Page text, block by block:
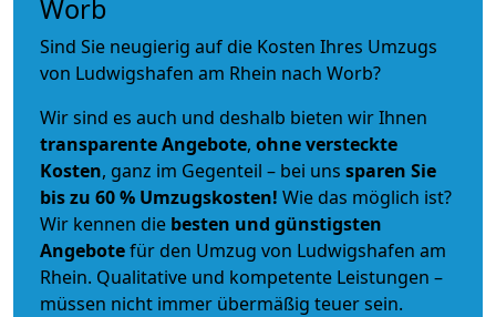
Worb
Sind Sie neugierig auf die Kosten Ihres Umzugs
von Ludwigshafen am Rhein nach Worb?
Wir sind es auch und deshalb bieten wir Ihnen
transparente Angebote, ohne versteckte
Kosten, ganz im Gegenteil – bei uns sparen Sie
bis zu 60 % Umzugskosten! Wie das möglich ist?
Wir kennen die besten und günstigsten
Angebotefür den Umzug von Ludwigshafen am
Rhein. Qualitative und kompetente Leistungen –
müssen nicht immer übermäßig teuer sein.